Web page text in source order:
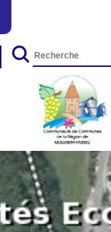
Démarches
Administratives
Informations